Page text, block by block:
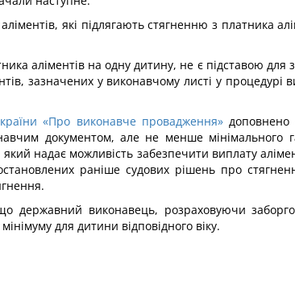
які підлягають стягненню з платника
аліментів на одну дитину, не є підставою для
зазначених у виконавчому листі у процедурі
«Про виконавче провадження»
документом, але не менше мінімального
надає можливість забезпечити виплату
раніше судових рішень про
державний виконавець, розраховуючи
для дитини відповідного віку.